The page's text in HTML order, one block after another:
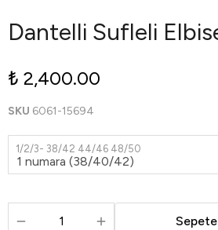
Dantelli Sufleli
₺ 2,400.00
SKU 6061-15694
1/2/3- 38/42 44/46 48/50